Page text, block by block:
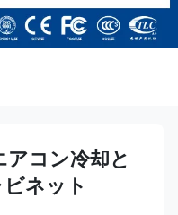
コン冷却と
ネット